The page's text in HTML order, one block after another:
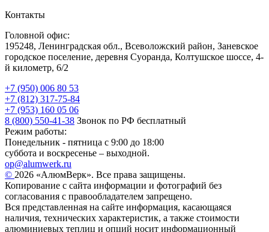
Контакты
Головной офис:
195248, Ленинградская обл., Всеволожский район, Заневское
городское поселение, деревня Суоранда, Колтушское шоссе, 4-
й километр, 6/2
+7 (950) 006 80 53
+7 (812) 317-75-84
+7 (953) 160 05 06
8 (800) 550-41-38 Звонок по РФ бесплатный
Режим работы:
Понедельник - пятница с 9:00 до 18:00
суббота и воскресенье – выходной.
op@alumwerk.ru
© 2026 «АлюмВерк». Все права защищены.
Копирование с сайта информации и фотографий без
согласования с правообладателем запрещено.
Вся представленная на сайте информация, касающаяся
наличия, технических характеристик, а также стоимости
алюминиевых теплиц и опций носит информационный